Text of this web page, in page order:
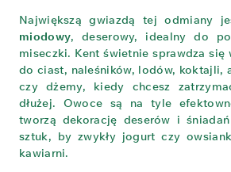
Największą gwiazdą tej odmiany
miodowy, deserowy, idealny do
miseczki. Kent świetnie sprawdza
do ciast, naleśników, lodów, koktajli,
czy dżemy, kiedy chcesz
dłużej. Owoce są na tyle
tworzą dekorację deserów i
sztuk, by zwykły jogurt czy
kawiarni.